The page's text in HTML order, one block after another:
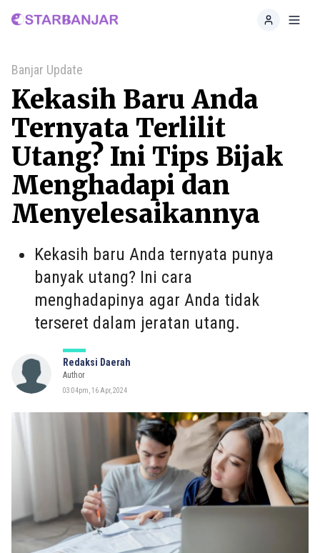
Home
Banjar Update
Kekasih Baru Anda
Ternyata Terlilit
Utang? Ini Tips Bijak
Menghadapi dan
Menyelesaikannya
Kekasih baru Anda ternyata punya
banyak utang? Ini cara
menghadapinya agar Anda tidak
terseret dalam jeratan utang.
Redaksi Daerah
Author
03:04pm, 16 Apr, 2024